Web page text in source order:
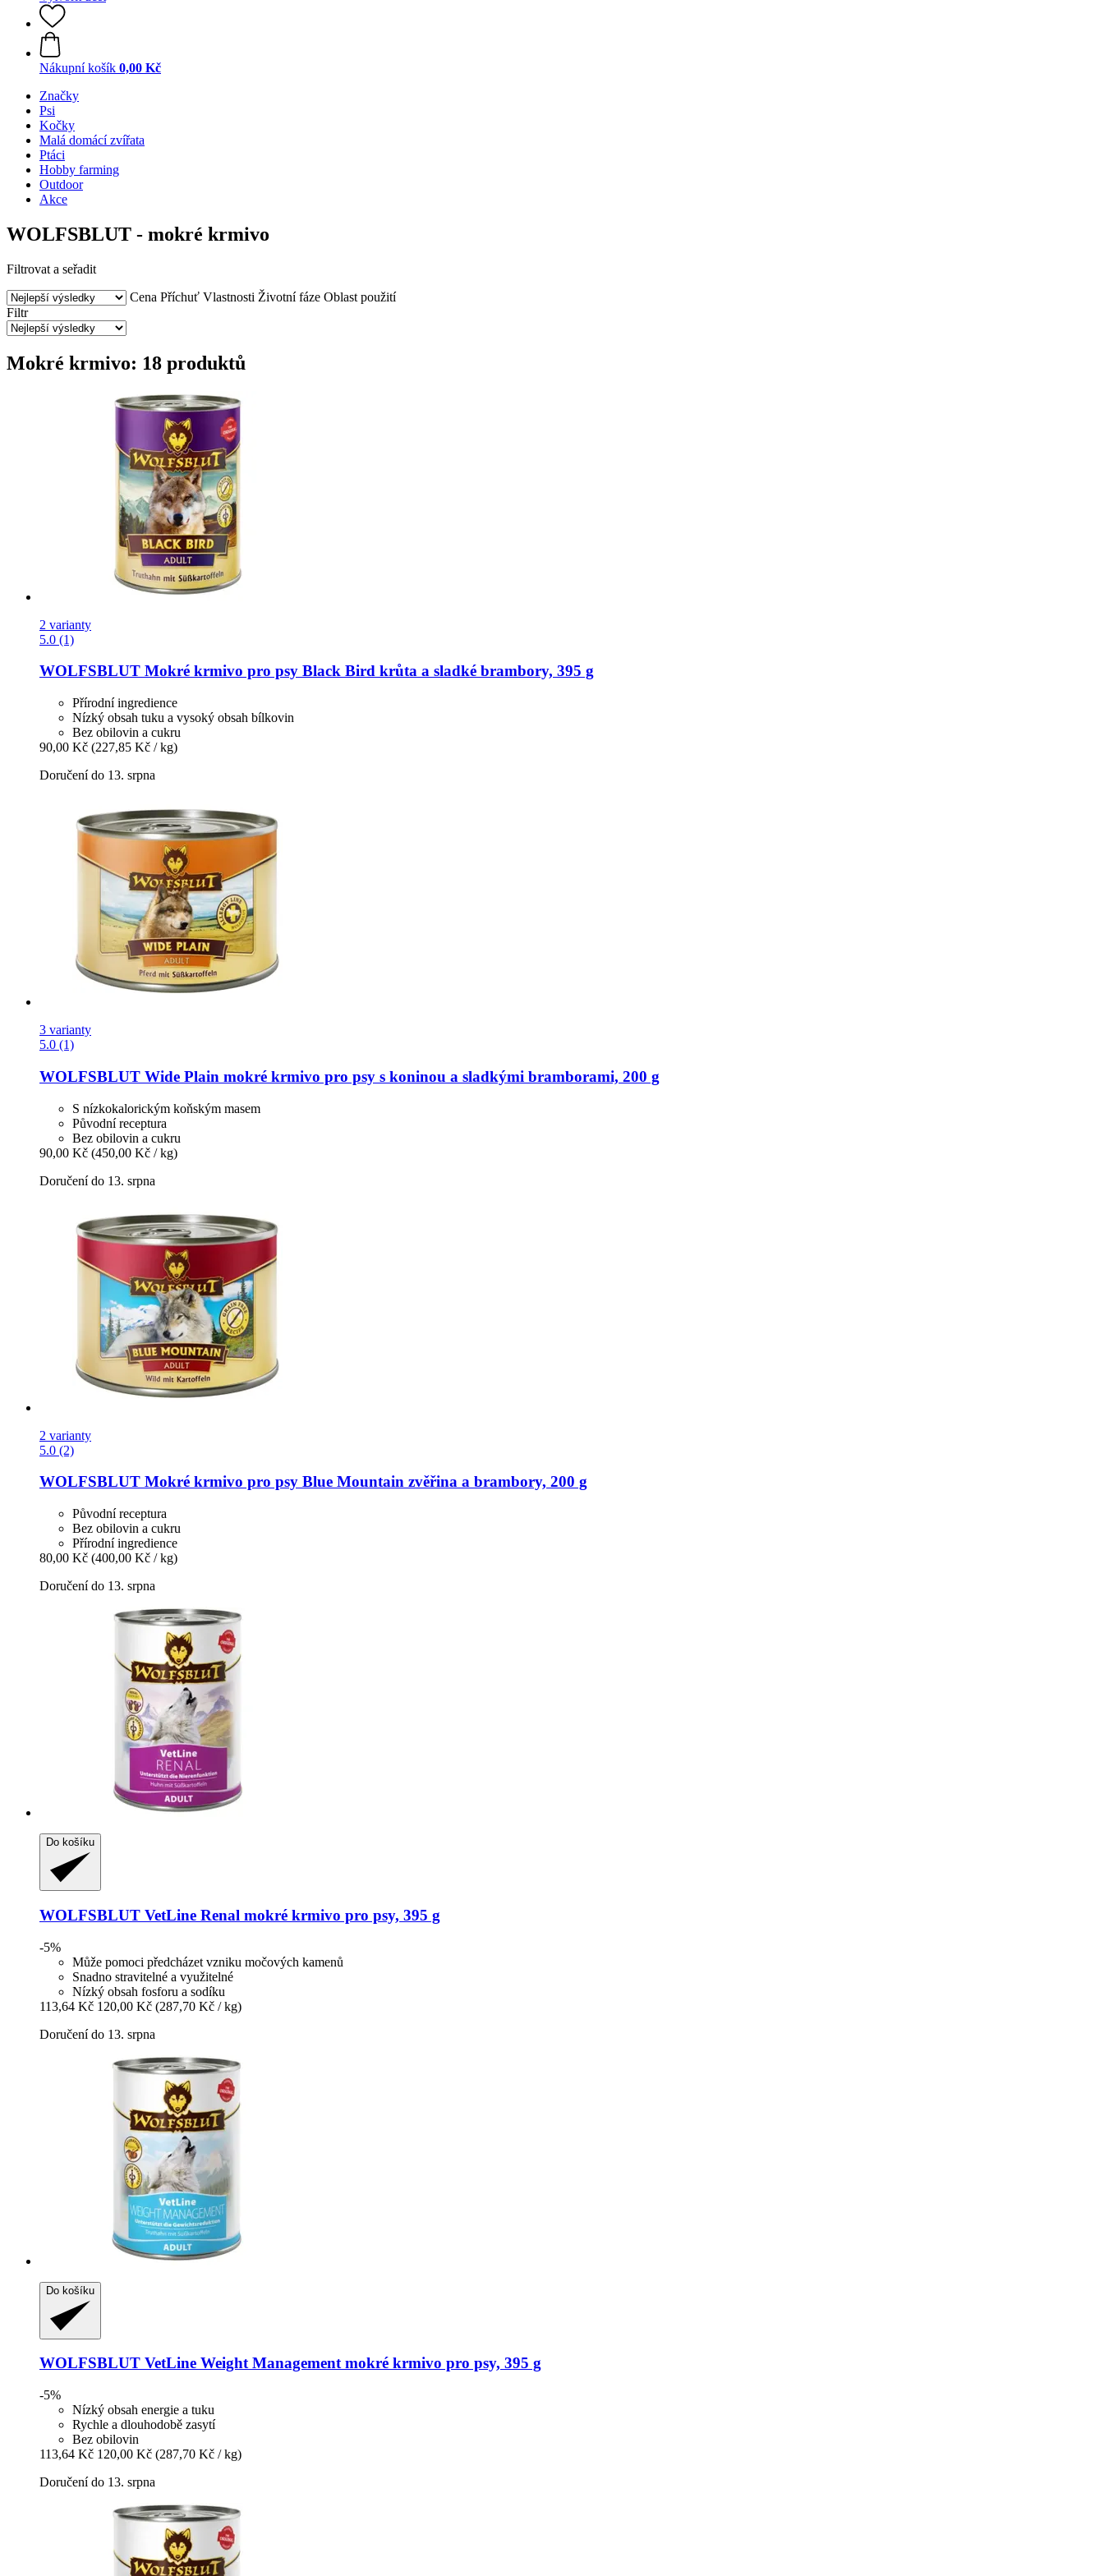
Nákupní košík 0,00 Kč
Značky
Psi
Kočky
Malá domácí zvířata
Ptáci
Hobby farming
Outdoor
Akce
WOLFSBLUT - mokré krmivo
Filtrovat a seřadit
Cena Příchuť Vlastnosti Životní fáze Oblast použití
Filtr
Mokré krmivo: 18 produktů
2 varianty
5.0 (1)
WOLFSBLUT Mokré krmivo pro psy Black Bird krůta a sladké brambory, 395 g
Přírodní ingredience
Nízký obsah tuku a vysoký obsah bílkovin
Bez obilovin a cukru
90,00 Kč (227,85 Kč / kg)
Doručení do 13. srpna
3 varianty
5.0 (1)
WOLFSBLUT Wide Plain mokré krmivo pro psy s koninou a sladkými bramborami, 200 g
S nízkokalorickým koňským masem
Původní receptura
Bez obilovin a cukru
90,00 Kč (450,00 Kč / kg)
Doručení do 13. srpna
2 varianty
5.0 (2)
WOLFSBLUT Mokré krmivo pro psy Blue Mountain zvěřina a brambory, 200 g
Původní receptura
Bez obilovin a cukru
Přírodní ingredience
80,00 Kč (400,00 Kč / kg)
Doručení do 13. srpna
Do košíku
WOLFSBLUT VetLine Renal mokré krmivo pro psy, 395 g
-5%
Může pomoci předcházet vzniku močových kamenů
Snadno stravitelné a využitelné
Nízký obsah fosforu a sodíku
113,64 Kč 120,00 Kč (287,70 Kč / kg)
Doručení do 13. srpna
Do košíku
WOLFSBLUT VetLine Weight Management mokré krmivo pro psy, 395 g
-5%
Nízký obsah energie a tuku
Rychle a dlouhodobě zasytí
Bez obilovin
113,64 Kč 120,00 Kč (287,70 Kč / kg)
Doručení do 13. srpna